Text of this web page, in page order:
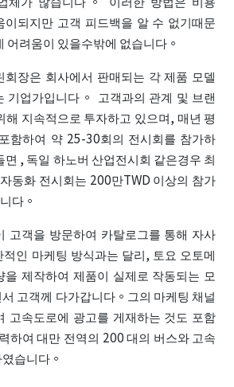
이되지만 고객 피드백을 알 수 없기때문
어려움이 있을수밖에 없습니다。
장은 회사에서 판매되는 각 제품 모델
기업가입니다。 고객과의 관계 및 브랜
해 지속적으로 투자하고 있으며, 매년 평
함하여 약 25-30회의 전시회를 참가하
면 , 독일 하노버 산업전시회 같은경우 최
동화 전시회는 200만TWD 이상의 참가
다。
고객을 방문하여 카탈로그를 통해 자사
인 마케팅 방식과는 달리, 토요 오토메
제작하여 제품이 실제로 작동되는 모
고객께 다가갑니다。그의 마케팅 채널
고속도로에 광고를 게재하는 것도 포함
하여 대만 전역의 200 대의 버스와 고속
습니다。